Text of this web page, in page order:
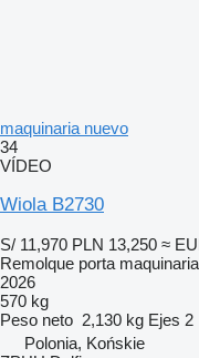
maquinaria nuevo
34
VÍDEO
Wiola B2730
S/ 11,970 PLN 13,250 ≈
Remolque porta maquinaria
2026
570 kg
Peso neto 2,130 kg Ejes 2
Polonia, Końskie